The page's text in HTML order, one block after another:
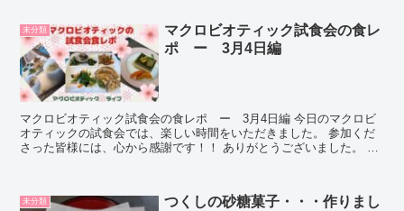
未分類
マクロビオティック試食会の食レ
ポ ー 3月4日編
マクロビオティック試食会の食レポ ー 3月4日編 今日のマクロビ
オティックの試食会では、楽しい時間をいただきました。 参加くだ
さった皆様には、心から感謝です！！ ありがとうございました。 ま
未分類
つくしの砂糖菓子・・・作りまし